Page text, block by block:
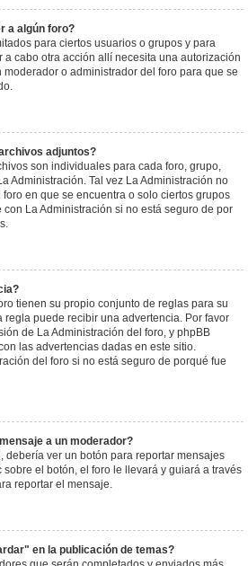
a algún foro?
para ciertos usuarios o grupos y para
a cabo otra acción allí necesita una autorización
o administrador del foro para que se
adjuntos?
son individuales para cada foro, grupo,
Administración. Tal vez La Administración no
en que se encuentra o solo ciertos grupos
La Administración si no está seguro de por
tienen su propio conjunto de reglas para su
puede recibir una advertencia. Por favor
de La Administración del foro, y phpBB
las advertencias dadas en este sitio.
del foro si no está seguro de porqué fue
a un moderador?
debería ver un botón para reportar mensajes
el botón, el foro le llevará y guiará a través
reportar el mensaje.
en la publicación de temas?